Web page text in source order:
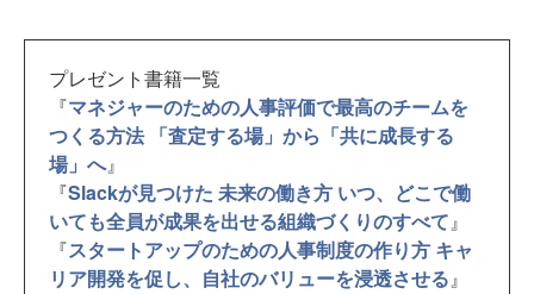
プレゼント書籍一覧
『マネジャーのための人事評価で最高のチームを
つくる方法 「査定する場」から「共に成長する
場」へ』
『Slackが見つけた 未来の働き方 いつ、どこで働
いても全員が成果を出せる組織づくりのすべて』
『スタートアップのための人事制度の作り方 キャ
リア開発を促し、自社のバリューを浸透させる』